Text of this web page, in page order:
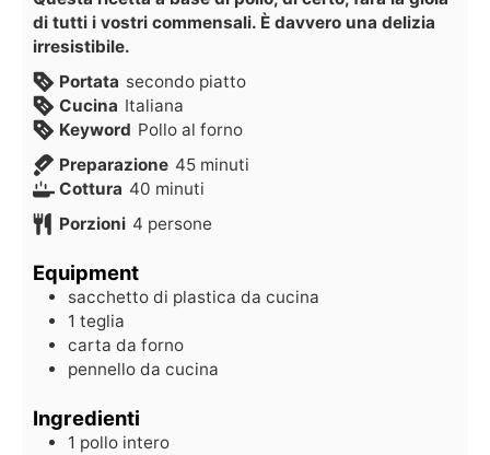
di tutti i vostri commensali. È davvero una delizia
irresistibile.
Portata secondo piatto
Cucina Italiana
Keyword Pollo al forno
Preparazione 45 minuti
Cottura 40 minuti
Porzioni 4 persone
Equipment
sacchetto di plastica da cucina
1 teglia
carta da forno
pennello da cucina
Ingredienti
1 pollo intero